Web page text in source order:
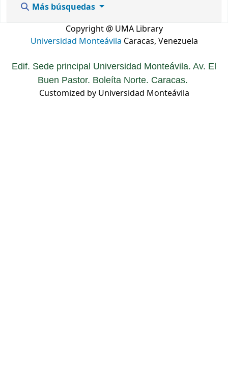
Más búsquedas
Copyright @ UMA Library
Universidad Monteávila Caracas, Venezuela
Edif. Sede principal Universidad Monteávila. Av. El
Buen Pastor. Boleíta Norte. Caracas.
Customized by Universidad Monteávila